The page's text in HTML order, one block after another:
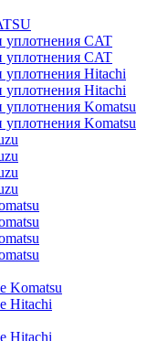
уплотнения CAT
уплотнения CAT
Hitachi
Hitachi
Komatsu
Komatsu
Komatsu
Hitachi
Hitachi